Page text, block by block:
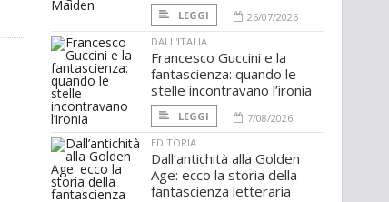
LEGGI
26/07/2026
DALL'ITALIA
Francesco Guccini e la
fantascienza: quando le
stelle incontravano l’ironia
LEGGI
7/08/2026
EDITORIA
Dall’antichità alla Golden
Age: ecco la storia della
fantascienza letteraria